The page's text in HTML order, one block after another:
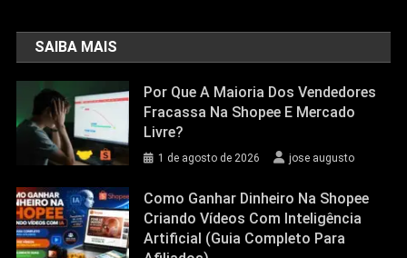
SAIBA MAIS
Por Que A Maioria Dos Vendedores
Fracassa Na Shopee E Mercado
Livre?
1 de agosto de 2026 jose augusto
Como Ganhar Dinheiro Na Shopee
Criando Vídeos Com Inteligência
Artificial (Guia Completo Para